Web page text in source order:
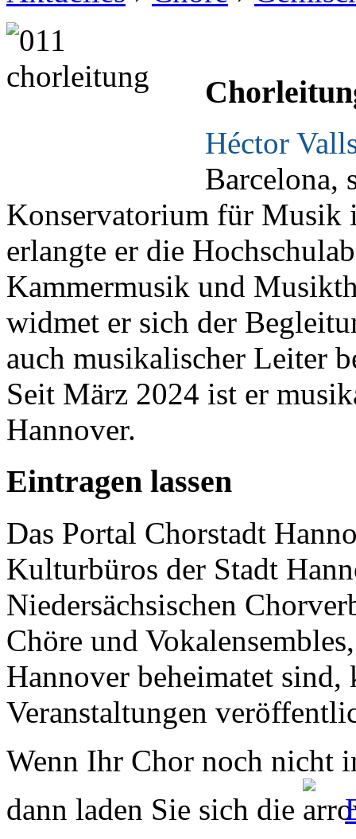
Héctor
Barcelona,
Konservatorium für Musik
erlangte er die
Kammermusik und
widmet er sich der
auch musikalischer Leiter
Seit März 2024 ist er
Hannover.
Eintragen lassen
Das Portal Chorstadt
Kulturbüros der Stadt
Niedersächsischen
Chöre und
Hannover beheimatet sind,
Veranstaltungen
Wenn Ihr Chor noch nicht
dann laden Sie sich die